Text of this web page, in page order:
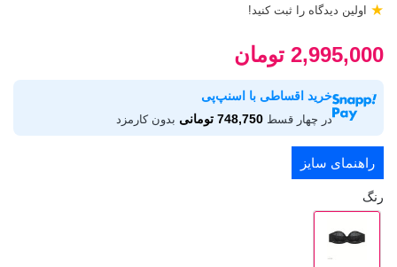
اولین دیدگاه را ثبت کنید! ★
2,995,000 تومان
خرید اقساطی با اسنپ‌پی
در چهار قسط 748,750 تومانی بدون کارمزد
راهنمای سایز
رنگ